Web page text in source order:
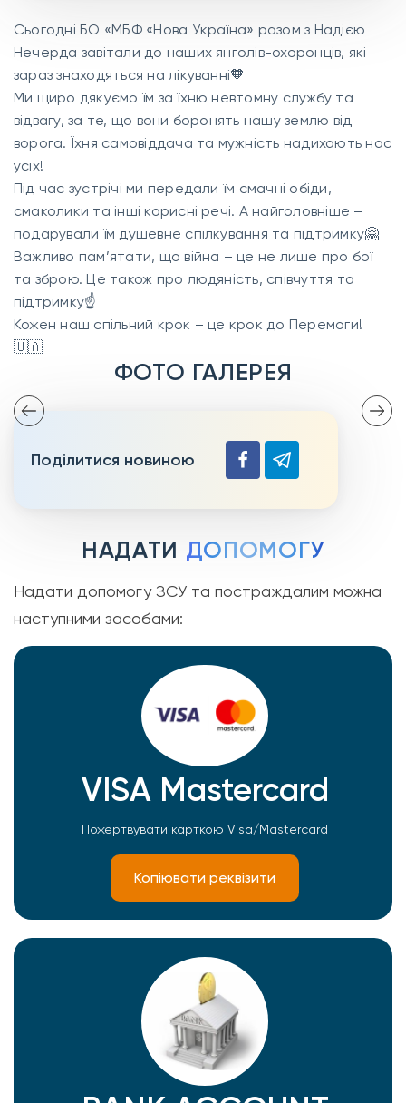
Сьогодні БО «МБФ «Нова Україна» разом з Надією
Нечерда завітали до наших янголів-охоронців, які
зараз знаходяться на лікуванні🧡
Ми щиро дякуємо їм за їхню невтомну службу та
відвагу, за те, що вони боронять нашу землю від
ворога. Їхня самовіддача та мужність надихають нас
усіх!
Під час зустрічі ми передали їм смачні обіди,
смаколики та інші корисні речі. А найголовніше –
подарували їм душевне спілкування та підтримку🤗
Важливо пам’ятати, що війна – це не лише про бої
та зброю. Це також про людяність, співчуття та
підтримку☝️
Кожен наш спільний крок – це крок до Перемоги!
🇺🇦
ФОТО ГАЛЕРЕЯ
Поділитися новиною
НАДАТИ ДОПОМОГУ
Надати допомогу ЗСУ та постраждалим можна
наступними засобами:
VISA Mastercard
Пожертвувати карткою Visa/Mastercard
Копіювати реквізити